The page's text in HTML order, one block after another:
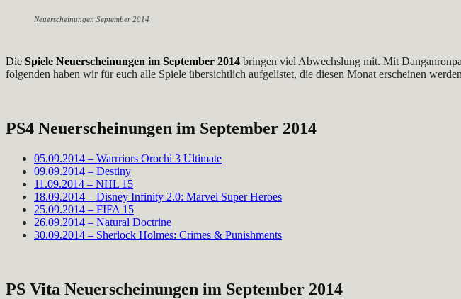
Neuerscheinungen September 2014
Die Spiele Neuerscheinungen im September 2014 bringen viel Abwechslung mit. Mit
folgenden haben wir für euch alle Spiele übersichtlich aufgelistet, die diesen Monat erscheinen
PS4 Neuerscheinungen im September 2014
05.09.2014 – Warrriors Orochi 3 Ultimate
09.09.2014 – Destiny
11.09.2014 – NHL 15
18.09.2014 – Disney Infinity 2.0: Marvel Super Heroes
25.09.2014 – FIFA 15
26.09.2014 – Natural Doctrine
30.09.2014 – Sherlock Holmes: Crimes & Punishments
PS Vita Neuerscheinungen im September 2014